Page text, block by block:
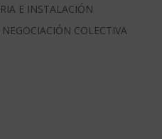
E INSTALACIÓN
COLECTIVA